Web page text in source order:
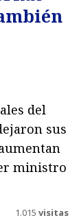
del
sus
ministro
1.015 visitas